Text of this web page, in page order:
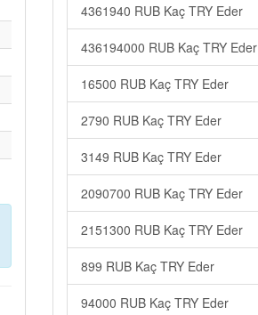
4361940 RUB Kaç TRY Eder
436194000 RUB Kaç TRY Eder
16500 RUB Kaç TRY Eder
2790 RUB Kaç TRY Eder
3149 RUB Kaç TRY Eder
2090700 RUB Kaç TRY Eder
2151300 RUB Kaç TRY Eder
899 RUB Kaç TRY Eder
94000 RUB Kaç TRY Eder